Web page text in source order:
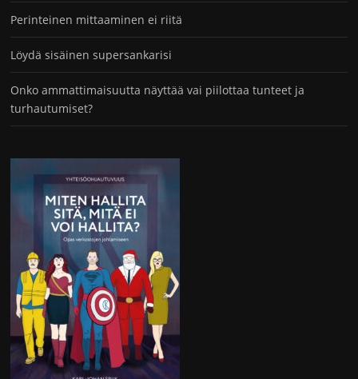
Perinteinen mittaaminen ei riitä
Löydä sisäinen supersankarisi
Onko ammattimaisuutta näyttää vai piilottaa tunteet ja
turhautumiset?